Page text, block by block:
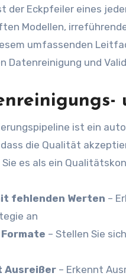
Modellen,
umfassenden
Datenreinigung und
ist ein
die Qualität
es als ein
fehlenden Werten –
an
– Stellen Sie
Ausreißer – Erkennt